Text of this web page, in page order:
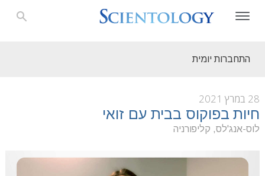
התחברות יומית
28 במרץ 2021
חיות בפוקוס בבית עם זואי
לוס-אנג'לס, קליפורניה